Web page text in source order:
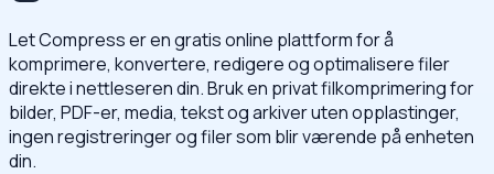
Let Compress er en gratis online plattform for å
komprimere, konvertere, redigere og optimalisere filer
direkte i nettleseren din. Bruk en privat filkomprimering for
bilder, PDF-er, media, tekst og arkiver uten opplastinger,
ingen registreringer og filer som blir værende på enheten
din.